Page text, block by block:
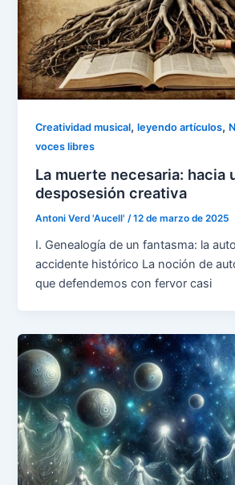
Creatividad musical,leyendo artículos,
voces libres
La muerte necesaria: hacia
desposesión creativa
Antoni Verd 'Aucell'/12 de marzo de 2025
I. Genealogía de un fantasma: la
accidente histórico La noción de
que defendemos con fervor casi